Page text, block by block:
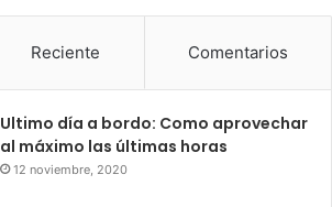
Reciente Comentarios
Ultimo día a bordo: Como aprovechar
al máximo las últimas horas
12 noviembre, 2020